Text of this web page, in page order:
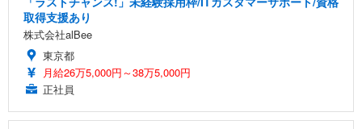
取得支援あり
株式会社alBee
東京都
月給26万5,000円～38万5,000円
正社員